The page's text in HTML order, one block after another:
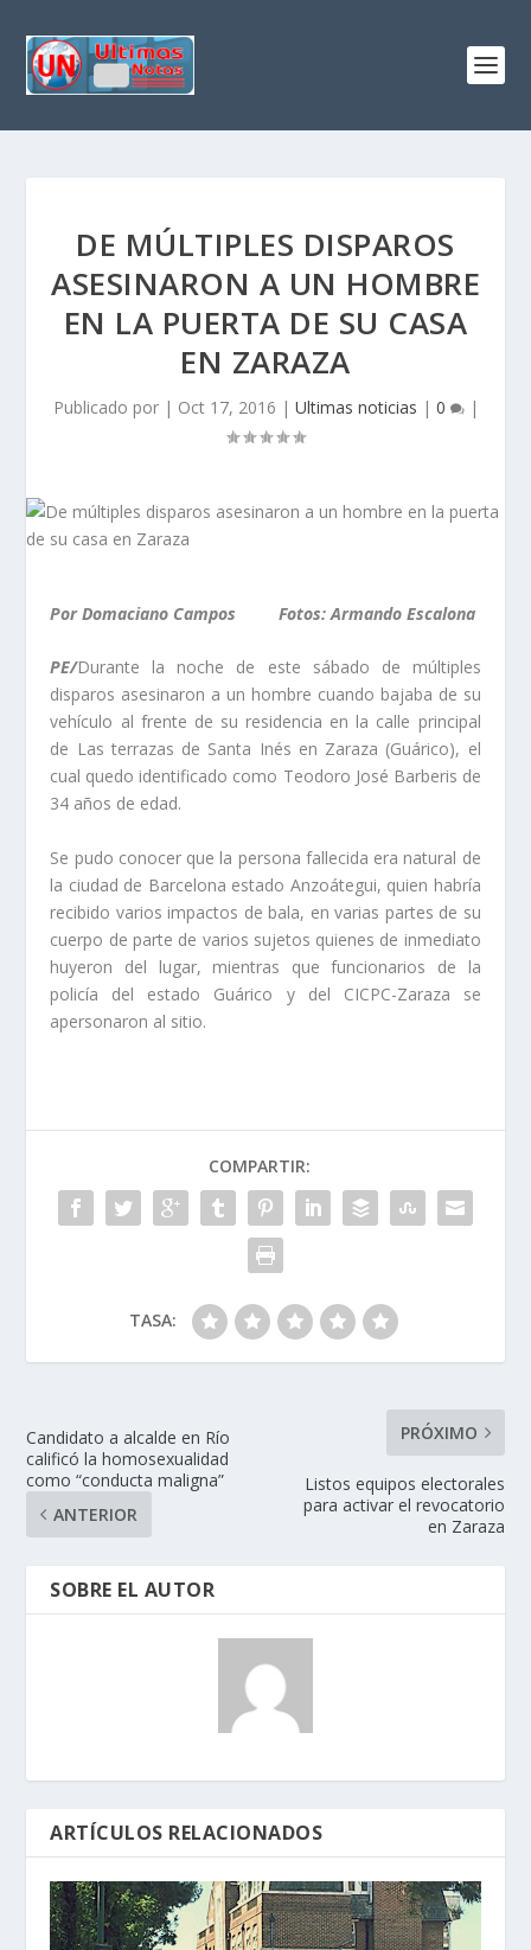
DE MÚLTIPLES DISPAROS
ASESINARON A UN HOMBRE
EN LA PUERTA DE SU CASA
EN ZARAZA
Publicado por | Oct 17, 2016 | Ultimas noticias | 0 |
Por Domaciano Campos Fotos: Armando Escalona
PE/Durante la noche de este sábado de múltiples
disparos asesinaron a un hombre cuando bajaba de su
vehículo al frente de su residencia en la calle principal
de Las terrazas de Santa Inés en Zaraza (Guárico), el
cual quedo identificado como Teodoro José Barberis de
34 años de edad.
Se pudo conocer que la persona fallecida era natural de
la ciudad de Barcelona estado Anzoátegui, quien habría
recibido varios impactos de bala, en varias partes de su
cuerpo de parte de varios sujetos quienes de inmediato
huyeron del lugar, mientras que funcionarios de la
policía del estado Guárico y del CICPC-Zaraza se
apersonaron al sitio.
COMPARTIR:
TASA:
Candidato a alcalde en Río
calificó la homosexualidad
como “conducta maligna”
ANTERIOR
PRÓXIMO
Listos equipos electorales
para activar el revocatorio
en Zaraza
SOBRE EL AUTOR
ARTÍCULOS RELACIONADOS